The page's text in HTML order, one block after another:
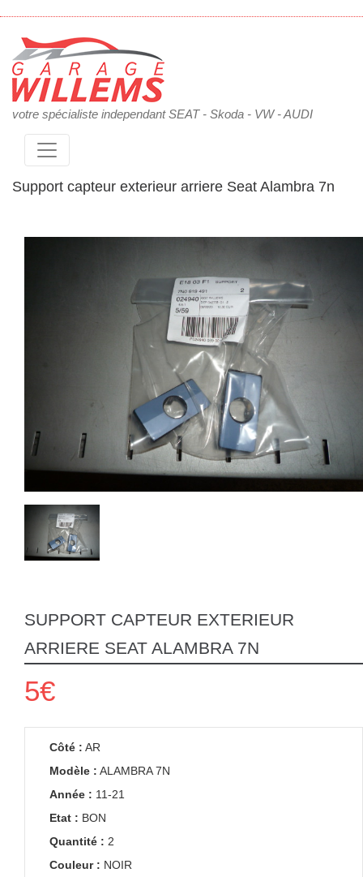
votre spécialiste independant SEAT - Skoda - VW - AUDI
Support capteur exterieur arriere Seat Alambra 7n
SUPPORT CAPTEUR EXTERIEUR
ARRIERE SEAT ALAMBRA 7N
5€
Côté : AR
Modèle : ALAMBRA 7N
Année : 11-21
Etat : BON
Quantité : 2
Couleur : NOIR